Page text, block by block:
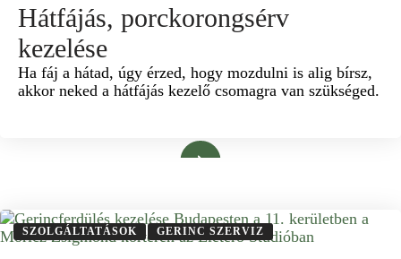
Hátfájás, porckorongsérv
kezelése
Ha fáj a hátad, úgy érzed, hogy mozdulni is alig bírsz,
akkor neked a hátfájás kezelő csomagra van szükséged.
SZOLGÁLTATÁSOK GERINC SZERVIZ